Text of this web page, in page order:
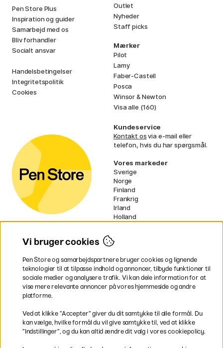
Pen Store Plus
Inspiration og guider
Samarbejd med os
Bliv forhandler
Socialt ansvar
Handelsbetingelser
Integritetspolitik
Cookies
Outlet
Nyheder
Staff picks
Mærker
Pilot
Lamy
Faber-Castell
Posca
Winsor & Newton
Visa alle (160)
Kundeservice
Kontakt osvia e-mail eller
telefon, hvis du har spørgsmål.
Vores markeder
Sverige
Norge
Finland
Frankrig
Irland
Holland
EU
* Specifikkefragtvilkår gælder for
voluminøse varer.
Vi bruger cookies
Pen Store og samarbejdspartnere bruger cookies og lignende
teknologier til at tilpasse indhold og annoncer, tilbyde funktioner til
sociale medier og analysere trafik. Vi kan dele information for at
vise mere relevante annoncer på vores hjemmeside og andre
platforme.
Ved at klikke ”Accepter” giver du dit samtykke til alle formål. Du
kan vælge, hvilke formål du vil give samtykke til, ved at klikke
”Indstillinger”, og du kan altid ændre dit valg i vores cookiepolicy.